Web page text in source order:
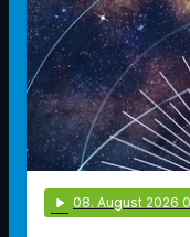
play_arrow 08. August 2026